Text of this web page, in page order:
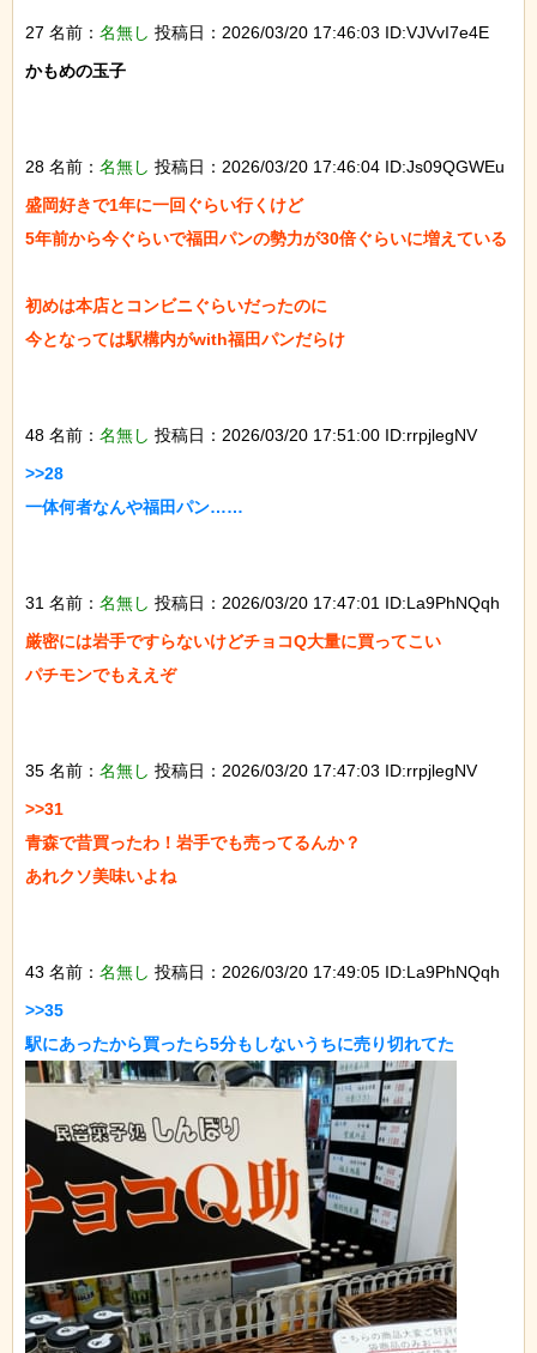
27 名前： 名無し 投稿日：2026/03/20 17:46:03 ID:VJVvI7e4E
かもめの玉子
28 名前： 名無し 投稿日：2026/03/20 17:46:04 ID:Js09QGWEu
盛岡好きで1年に一回ぐらい行くけど
5年前から今ぐらいで福田パンの勢力が30倍ぐらいに増えている
初めは本店とコンビニぐらいだったのに
今となっては駅構内がwith福田パンだらけ
48 名前： 名無し 投稿日：2026/03/20 17:51:00 ID:rrpjlegNV
>>28
一体何者なんや福田パン……
31 名前： 名無し 投稿日：2026/03/20 17:47:01 ID:La9PhNQqh
厳密には岩手ですらないけどチョコQ大量に買ってこい
パチモンでもええぞ
35 名前： 名無し 投稿日：2026/03/20 17:47:03 ID:rrpjlegNV
>>31
青森で昔買ったわ！岩手でも売ってるんか？
あれクソ美味いよね
43 名前： 名無し 投稿日：2026/03/20 17:49:05 ID:La9PhNQqh
>>35